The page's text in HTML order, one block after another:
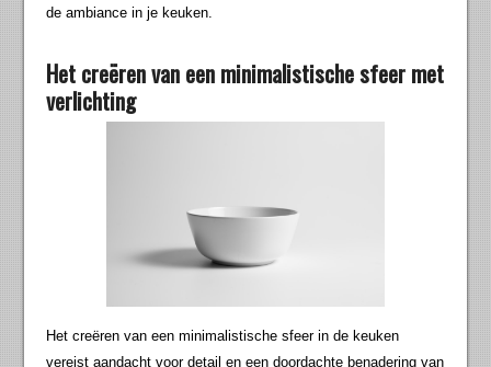
de ambiance in je keuken.
Het creëren van een minimalistische sfeer met
verlichting
Het creëren van een minimalistische sfeer in de keuken
vereist aandacht voor detail en een doordachte benadering van